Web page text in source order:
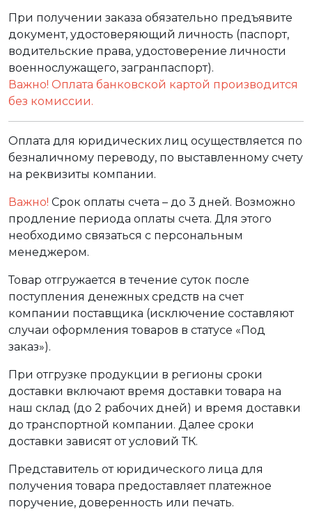
При получении заказа обязательно предъявите
документ, удостоверяющий личность (паспорт,
водительские права, удостоверение личности
военнослужащего, загранпаспорт).
Важно! Оплата банковской картой производится
без комиссии.
Оплата для юридических лиц осуществляется по
безналичному переводу, по выставленному счету
на реквизиты компании.
Важно! Срок оплаты счета – до 3 дней. Возможно
продление периода оплаты счета. Для этого
необходимо связаться с персональным
менеджером.
Товар отгружается в течение суток после
поступления денежных средств на счет
компании поставщика (исключение составляют
случаи оформления товаров в статусе «Под
заказ»).
При отгрузке продукции в регионы сроки
доставки включают время доставки товара на
наш склад (до 2 рабочих дней) и время доставки
до транспортной компании. Далее сроки
доставки зависят от условий ТК.
Представитель от юридического лица для
получения товара предоставляет платежное
поручение, доверенность или печать.